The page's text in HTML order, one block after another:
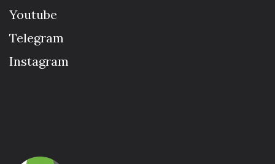
Youtube
Telegram
Instagram